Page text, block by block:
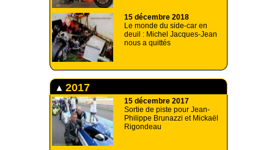
15 décembre 2018
Le monde du side-car en
deuil : Michel Jacques-Jean
nous a quittés
2017
15 décembre 2017
Sortie de piste pour Jean-
Philippe Brunazzi et Mickaël
Rigondeau